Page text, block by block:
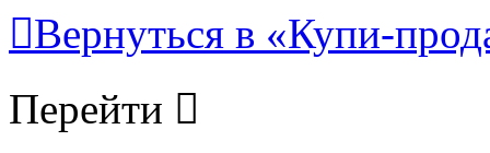
Вернуться в «Купи-
Перейти